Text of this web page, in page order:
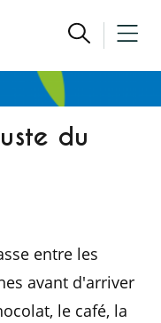
du
entre les
avant d'arriver
le café, la